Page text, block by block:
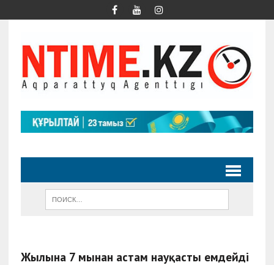
Жылына 7 мыңнан астам науқасты емдейді